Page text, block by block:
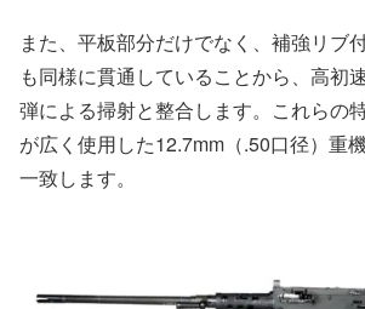
また、平板部分だけでなく、補強リブ
も同様に貫通していることから、高初
弾による掃射と整合します。これらの
が広く使用した12.7mm（.50口径）重
一致します。